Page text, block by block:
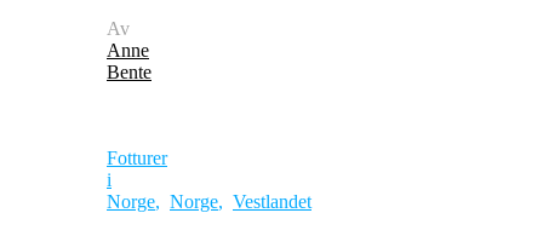
Av
Anne
Bente
Fotturer
i
Norge, Norge, Vestlandet